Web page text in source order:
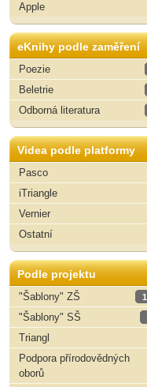
Apple
eKnihy podle zaměření
Poezie
Beletrie
Odborná literatura
Videa podle platformy
Pasco
iTriangle
Vernier
Ostatní
Podle projektu
"Šablony" ZŠ
"Šablony" SŠ
Triangl
Podpora přírodovědných
oborů